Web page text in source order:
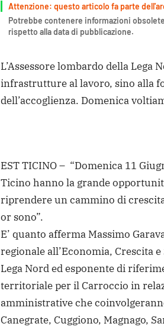
Attenzione: questo articolo fa parte
Potrebbe contenere informazioni
rispetto alla data di pubblicazione.
L’Assessore lombardo della Lega
infrastrutture al lavoro, sino alla
dell’accoglienza. Domenica
EST TICINO – “Domenica 11
Ticino hanno la grande
riprendere un cammino di
or sono”.
E’ quanto afferma Massimo
regionale all’Economia, Crescita
Lega Nord ed esponente di
territoriale per il Carroccio in
amministrative che
Canegrate, Cuggiono, Magnago,